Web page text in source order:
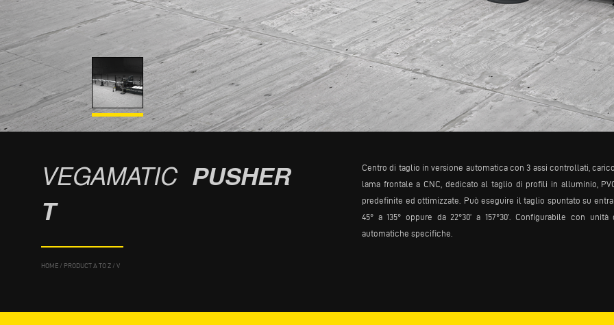
VEGAMATIC PUSHER
T
HOME / PRODUCT A TO Z / V
Centro di taglio in versione automatica con 3 assi controllati,
lama frontale a CNC, dedicato al taglio di profili in alluminio,
predefinite ed ottimizzate. Può eseguire il taglio spuntato su
45° a 135° oppure da 22°30’ a 157°30’. Configurabile con
automatiche specifiche.